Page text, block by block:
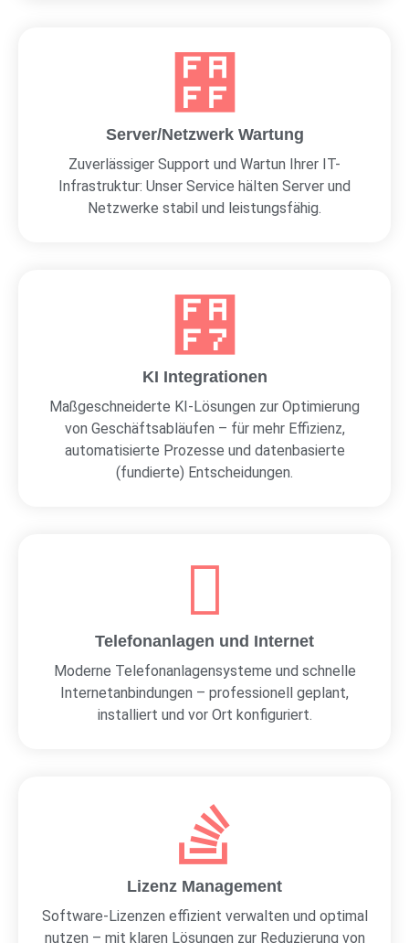
Server/Netzwerk Wartung
Zuverlässiger Support und Wartun Ihrer IT-
Infrastruktur: Unser Service hälten Server und
Netzwerke stabil und leistungsfähig.
KI Integrationen
Maßgeschneiderte KI-Lösungen zur Optimierung
von Geschäftsabläufen – für mehr Effizienz,
automatisierte Prozesse und datenbasierte
(fundierte) Entscheidungen.
Telefonanlagen und Internet
Moderne Telefonanlagensysteme und schnelle
Internetanbindungen – professionell geplant,
installiert und vor Ort konfiguriert.
Lizenz Management
Software-Lizenzen effizient verwalten und optimal
nutzen – mit klaren Lösungen zur Reduzierung von